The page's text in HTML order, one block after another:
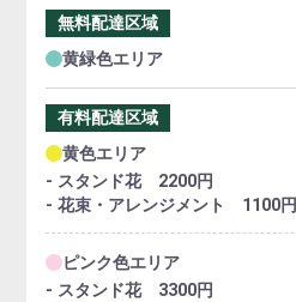
無料配達区域
黄緑色エリア
有料配達区域
黄色エリア
- スタンド花 2200円
- 花束・アレンジメント 1100円
ピンク色エリア
- スタンド花 3300円